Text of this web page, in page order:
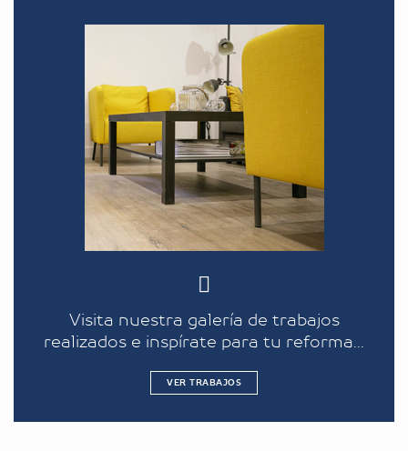
Visita nuestra galería de trabajos
realizados e inspírate para tu reforma...
VER TRABAJOS